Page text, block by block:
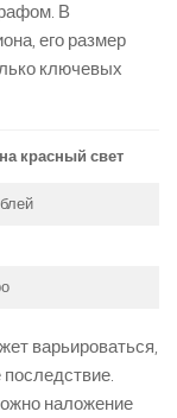
В
его размер
ключевых
красный свет
варьироваться,
наложение